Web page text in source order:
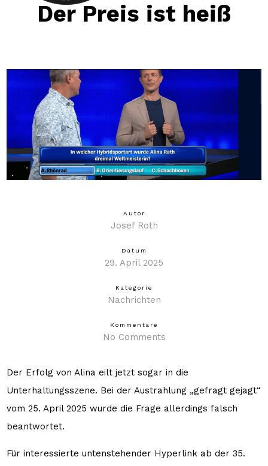
Der Preis ist heiß
Autor
Josef Roth
Datum
29. April 2025
Kategorie
Nachrichten
Kommentare
No Comments
Der Erfolg von Alina eilt jetzt sogar in die
Unterhaltungsszene. Bei der Austrahlung „gefragt gejagt“
vom 25. April 2025 wurde die Frage allerdings falsch
beantwortet.
Für interessierte untenstehender Hyperlink ab der 35.